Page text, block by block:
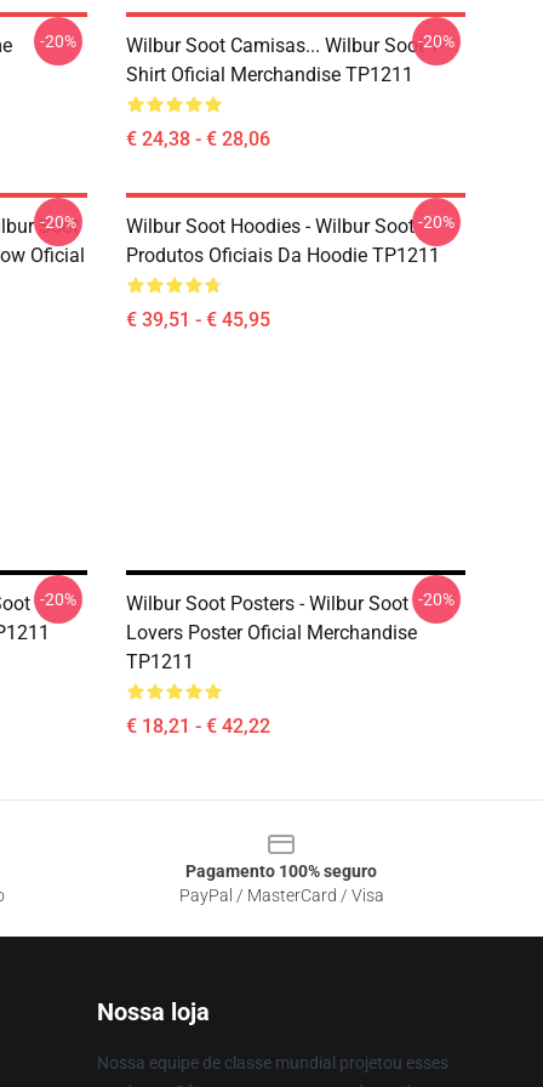
-20%
Wilbur Soot Camisas... Wilbur Soot T-
Shirt Oficial Merchandise TP1211
€ 24,38 - € 28,06
-20%
Soot
Oficial
-20%
Wilbur Soot Hoodies - Wilbur Soot
Produtos Oficiais Da Hoodie TP1211
€ 39,51 - € 45,95
-20%
-20%
Wilbur Soot Posters - Wilbur Soot
Lovers Poster Oficial Merchandise
TP1211
€ 18,21 - € 42,22
-20%
Pagamento 100% seguro
PayPal / MasterCard / Visa
Nossa loja
Nossa equipe de classe mundial projetou esses